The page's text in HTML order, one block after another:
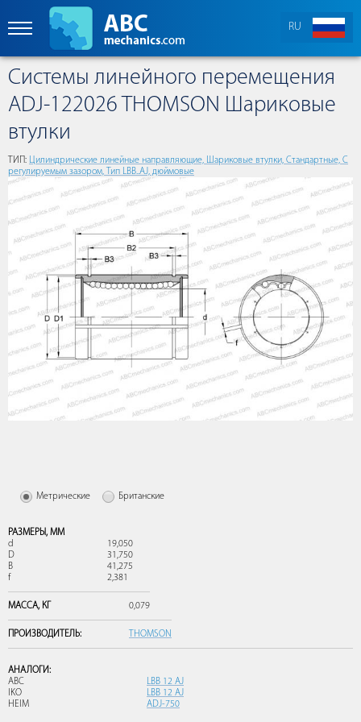
RU
Cистемы линейного перемещения
ADJ-122026 THOMSON Шариковые
втулки
ТИП: Цилиндрические линейные направляющие, Шариковые втулки, Стандартные, С
регулируемым зазором, Тип LBB..AJ, дюймовые
Метрические Британские
РАЗМЕРЫ, ММ
d
19,050
D
31,750
B
41,275
f
2,381
МАССА, КГ 0,079
ПРОИЗВОДИТЕЛЬ: THOMSON
АНАЛОГИ:
ABC
LBB 12 AJ
IKO
LBB 12 AJ
HEIM
ADJ-750